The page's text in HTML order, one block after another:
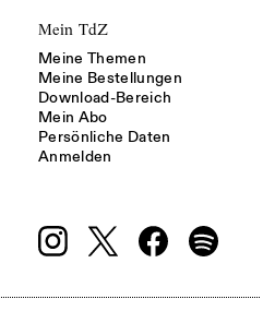
Mein TdZ
Meine Themen
Meine Bestellungen
Download-Bereich
Mein Abo
Persönliche Daten
Anmelden